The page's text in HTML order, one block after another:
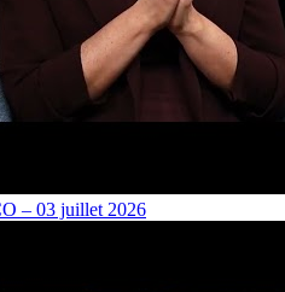
– 03 juillet 2026